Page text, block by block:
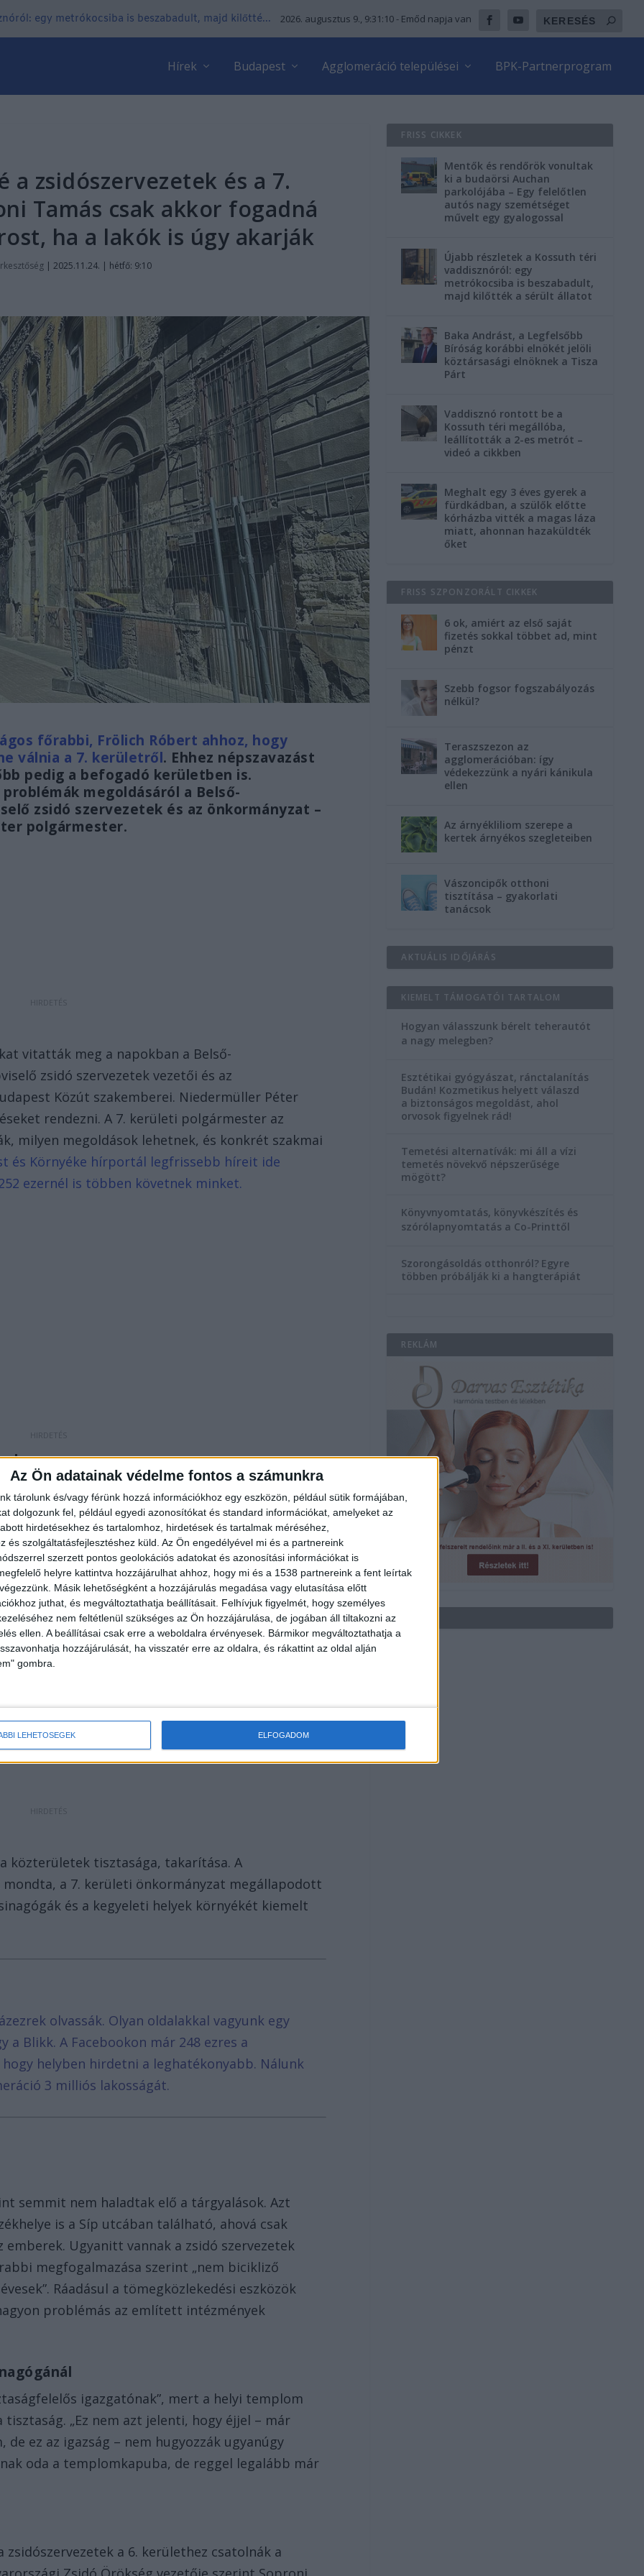
Az Ön adatainak védelme fontos a számunkra
tárolunk és/vagy férünk hozzá információkhoz egy eszközön, például sütik formájában,
dolgozunk fel, például egyedi azonosítókat és standard információkat, amelyeket az
hirdetésekhez és tartalomhoz, hirdetések és tartalmak méréséhez,
és szolgáltatásfejlesztéshez küld. Az Ön engedélyével mi és a partnereink
szerzett pontos geolokációs adatokat és azonosítási információkat is
helyre kattintva hozzájárulhat ahhoz, hogy mi és a 1538 partnereink a fent leírtak
Másik lehetőségként a hozzájárulás megadása vagy elutasítása előtt
juthat, és megváltoztathatja beállításait. Felhívjuk figyelmét, hogy személyes
nem feltétlenül szükséges az Ön hozzájárulása, de jogában áll tiltakozni az
ellen. A beállításai csak erre a weboldalra érvényesek. Bármikor megváltoztathatja a
hozzájárulását, ha visszatér erre az oldalra, és rákattint az oldal alján
gombra.
LEHETŐSÉGEK ELFOGADOM
egy metrókocsiba is beszabadult, majd kilőtté... 2026. augusztus 9., 9:31:12 - Emőd napja van
Hírek Budapest Agglomeráció települései BPK-Partnerprogram
a zsidószervezetek és a 7.
Tamás csak akkor fogadná
ha a lakók is úgy akarják
|2025.11.24. | hétfő: 9:10
főrabbi, Frölich Róbert ahhoz, hogy
válnia a 7. kerületről. Ehhez népszavazást
pedig a befogadó kerületben is.
megoldásáról a Belső-
zsidó szervezetek és az önkormányzat –
polgármester.
vitatták meg a napokban a Belső-
zsidó szervezetek vezetői és az
Közút szakemberei. Niedermüller Péter
rendezni. A 7. kerületi polgármester az
milyen megoldások lehetnek, és konkrét szakmai
és Környéke hírportál legfrissebb híreit ide
ezernél is többen követnek minket.
forgalmi rend, mivel azt a területet is
központja található. A polgármester tájékoztatása
emberek helyzetének javítására több
Például egy új behajtási, engedélyezési rendszer
is felmerült ötletként elektromos kisbusz
hangsúlyozta: azt nem tudják megengedni,
megálljon”, de úgy véli, mind a BKK, mind a
közterületek tisztasága, takarítása. A
a 7. kerületi önkormányzat megállapodott
és a kegyeleti helyek környékét kiemelt
olvassák. Olyan oldalakkal vagyunk egy
a Blikk. A Facebookon már 248 ezres a
helyben hirdetni a leghatékonyabb. Nálunk
3 milliós lakosságát.
semmit nem haladtak elő a tárgyalások. Azt
is a Síp utcában található, ahová csak
Ugyanitt vannak a zsidó szervezetek
megfogalmazása szerint „nem bicikliző
Ráadásul a tömegközlekedési eszközök
problémás az említett intézmények
igazgatónak”, mert a helyi templom
„Ez nem azt jelenti, hogy éjjel – már
ez az igazság – nem hugyozzák ugyanúgy
oda a templomkapuba, de reggel legalább már
a 6. kerülethez csatolnák a
FRISS CIKKEK
Mentők és rendőrök vonultak
ki a budaörsi Auchan
parkolójába – Egy felelőtlen
autós nagy szemétséget
művelt egy gyalogossal
Újabb részletek a Kossuth téri
vaddisznóról: egy
metrókocsiba is beszabadult,
majd kilőtték a sérült állatot
Baka Andrást, a Legfelsőbb
Bíróság korábbi elnökét jelöli
köztársasági elnöknek a Tisza
Párt
Vaddisznó rontott be a
Kossuth téri megállóba,
leállították a 2-es metrót –
videó a cikkben
Meghalt egy 3 éves gyerek a
fürdkádban, a szülők előtte
kórházba vitték a magas láza
miatt, ahonnan hazaküldték
őket
FRISS SZPONZORÁLT CIKKEK
6 ok, amiért az első saját
fizetés sokkal többet ad, mint
pénzt
Szebb fogsor fogszabályozás
nélkül?
Teraszszezon az
agglomerációban: így
védekezzünk a nyári kánikula
ellen
Az árnyékliliom szerepe a
kertek árnyékos szegleteiben
Vászoncipők otthoni
tisztítása – gyakorlati
tanácsok
AKTUÁLIS IDŐJÁRÁS
KIEMELT TÁMOGATÓI TARTALOM
Hogyan válasszunk bérelt teherautót
a nagy melegben?
Esztétikai gyógyászat, ránctalanítás
Budán! Kozmetikus helyett válaszd
a biztonságos megoldást, ahol
orvosok figyelnek rád!
Temetési alternatívák: mi áll a vízi
temetés növekvő népszerűsége
mögött?
Könyvnyomtatás, könyvkészítés és
szórólapnyomtatás a Co-Printtől
Szorongásoldás otthonról? Egyre
többen próbálják ki a hangterápiát
REKLÁM